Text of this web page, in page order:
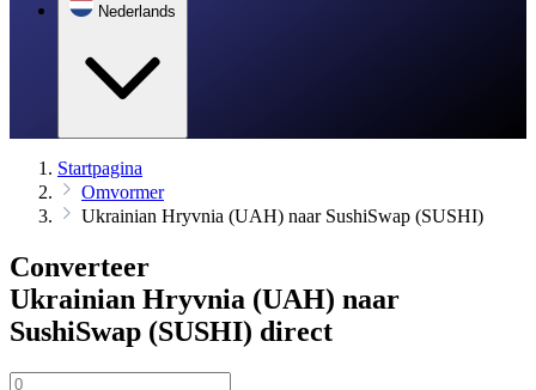
Nederlands
Startpagina
Omvormer
Ukrainian Hryvnia (UAH) naar SushiSwap (SUSHI)
Converteer
Ukrainian Hryvnia (UAH) naar
SushiSwap (SUSHI) direct